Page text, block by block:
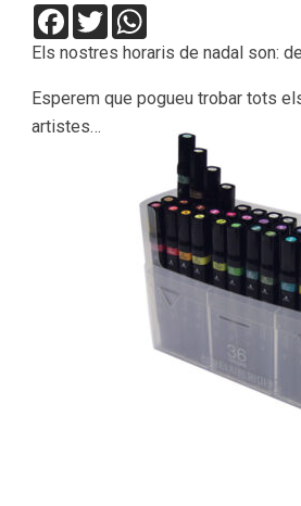
Facebook
Twitter
Els nostres horaris de nadal son:
Esperem que pogueu trobar tots
artistes…